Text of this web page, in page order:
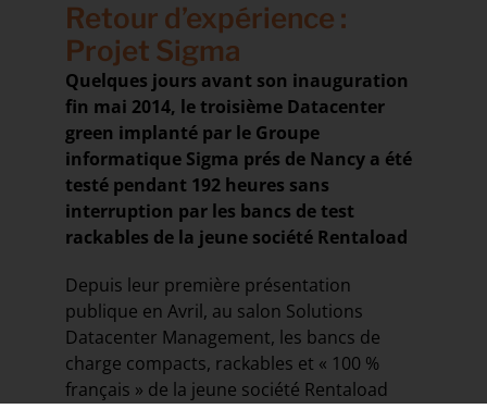
Retour d’expérience :
Projet Sigma
Quelques jours avant son inauguration
fin mai 2014, le troisième Datacenter
green implanté par le Groupe
informatique Sigma prés de Nancy a été
testé pendant 192 heures sans
interruption par les bancs de test
rackables de la jeune société Rentaload
Depuis leur première présentation
publique en Avril, au salon Solutions
Datacenter Management, les bancs de
charge compacts, rackables et « 100 %
français » de la jeune société Rentaload